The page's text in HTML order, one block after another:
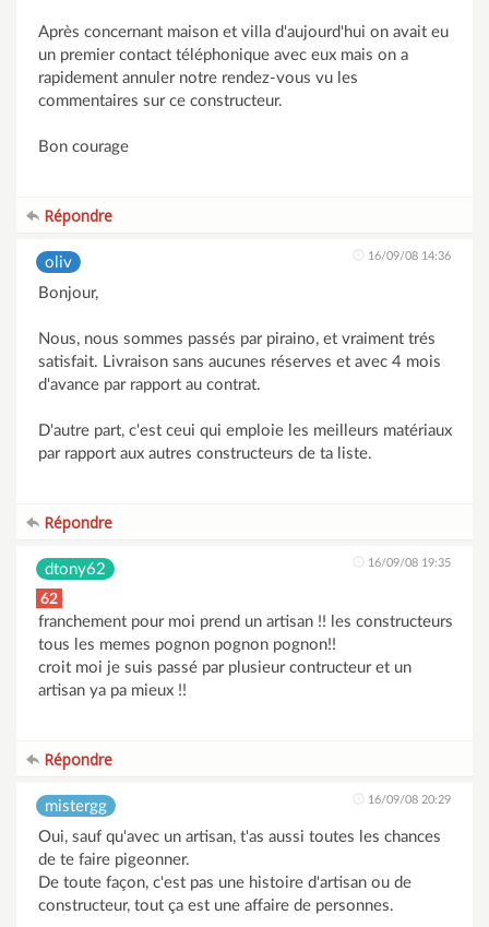
Après concernant maison et villa d'aujourd'hui on avait eu
un premier contact téléphonique avec eux mais on a
rapidement annuler notre rendez-vous vu les
commentaires sur ce constructeur.
Bon courage
Répondre
oliv 16/09/08 14:36
Bonjour,
Nous, nous sommes passés par piraino, et vraiment trés
satisfait. Livraison sans aucunes réserves et avec 4 mois
d'avance par rapport au contrat.
D'autre part, c'est ceui qui emploie les meilleurs matériaux
par rapport aux autres constructeurs de ta liste.
Répondre
dtony62 16/09/08 19:35
62
franchement pour moi prend un artisan !! les constructeurs
tous les memes pognon pognon pognon!!
croit moi je suis passé par plusieur contructeur et un
artisan ya pa mieux !!
Répondre
mistergg 16/09/08 20:29
Oui, sauf qu'avec un artisan, t'as aussi toutes les chances
de te faire pigeonner.
De toute façon, c'est pas une histoire d'artisan ou de
constructeur, tout ça est une affaire de personnes.